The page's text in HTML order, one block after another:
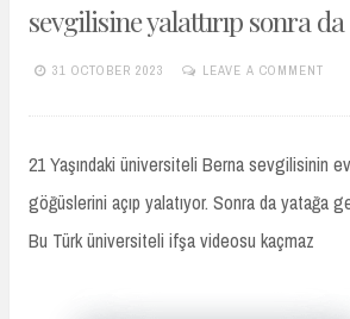
sevgilisine yalattırıp sonra
31 OCTOBER 2023
LEAVE A COMMENT
21 Yaşındaki üniversiteli Berna sevgilisinin
göğüslerini açıp yalatıyor. Sonra da yatağa
Bu Türk üniversiteli ifşa videosu kaçmaz